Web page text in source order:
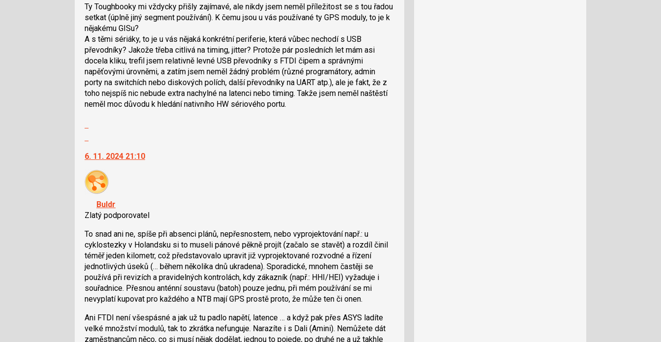
i
klávesy
N
pro
následující
a
P
pro
předchozí
nový
Ty Toughbooky mi vždycky přišly zajímavé, ale nikdy jsem neměl příležitost se s tou řadou
setkat (úplně jiný segment používání). K čemu jsou u vás používané ty GPS moduly, to je k
nějakému GISu?
A s těmi sériáky, to je u vás nějaká konkrétní periferie, která vůbec nechodí s USB
převodníky? Jakože třeba citlivá na timing, jitter? Protože pár posledních let mám asi
docela kliku, trefil jsem relativně levné USB převodníky s FTDI čipem a správnými
napěťovými úrovněmi, a zatím jsem neměl žádný problém (různé programátory, admin
porty na switchích nebo diskových polích, další převodníky na UART atp.), ale je fakt, že z
toho nejspíš nic nebude extra nachylné na latenci nebo timing. Takže jsem neměl naštěstí
neměl moc důvodu k hledání nativního HW sériového portu.
další
názor.
K
navigaci
lze
použít
i
klávesy
N
pro
následující
a
P
předchozí
nový
6. 11. 2024 21:10
Buldr
Zlatý podporovatel
To snad ani ne, spíše při absenci plánů, nepřesnostem, nebo vyprojektování např.: u
cyklostezky v Holandsku si to museli pánové pěkně projít (začalo se stavět) a rozdíl činil
téměř jeden kilometr, což představovalo upravit již vyprojektované rozvodné a řízení
jednotlivých úseků (… během několika dnů ukradena). Sporadické, mnohem častěji se
používá při revizích a pravidelných kontrolách, kdy zákazník (např.: HHI/HEI) vyžaduje i
souřadnice. Přesnou anténní soustavu (batoh) pouze jednu, při mém používání se mi
nevyplatí kupovat pro každého a NTB mají GPS prostě proto, že může ten či onen.
Ani FTDI není všespásné a jak už tu padlo napětí, latence … a když pak přes ASYS ladíte
velké množství modulů, tak to zkrátka nefunguje. Narazíte i s Dali (Amini). Nemůžete dát
zaměstnancům něco, co si musí nějak dodělat, jednou to pojede, po druhé ne a už takhle